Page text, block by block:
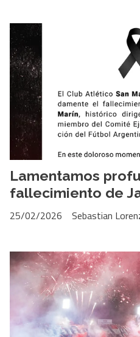
Lamentamos
fallecimiento de
Sebastian
25/02/2026